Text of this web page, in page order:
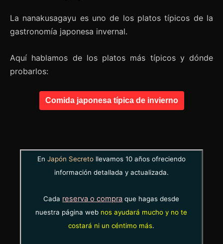
La nanakusagayu es uno de los platos típicos de la
gastronomía japonesa invernal.
Aquí hablamos de los platos más típicos y dónde
probarlos:
Comida japonesa típica de invierno
En Japón Secretollevamos 10 años ofreciendo
información detallada y actualizada.
Cada reserva o compra que hagas desde
nuestra página web nos ayudará mucho y no te
costará ni un céntimo más.